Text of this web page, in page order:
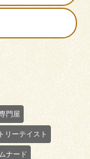
門屋
リーテイスト
ナード